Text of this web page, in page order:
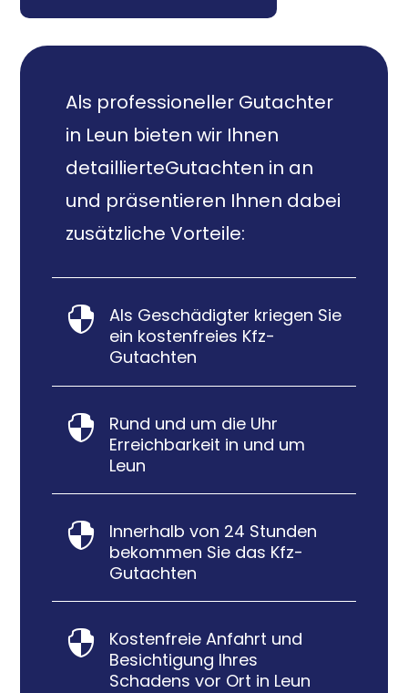
Als professioneller Gutachter
in Leun bieten wir Ihnen
detaillierteGutachten in an
und präsentieren Ihnen dabei
zusätzliche Vorteile:

Als Geschädigter kriegen Sie
ein kostenfreies Kfz-
Gutachten

Rund und um die Uhr
Erreichbarkeit in und um
Leun

Innerhalb von 24 Stunden
bekommen Sie das Kfz-
Gutachten

Kostenfreie Anfahrt und
Besichtigung Ihres
Schadens vor Ort in Leun